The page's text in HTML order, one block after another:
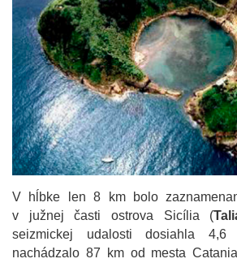
V hĺbke len 8 km bolo
v južnej časti ostrova Sicília (
seizmickej udalosti dosiahla
nachádzalo 87 km od mesta